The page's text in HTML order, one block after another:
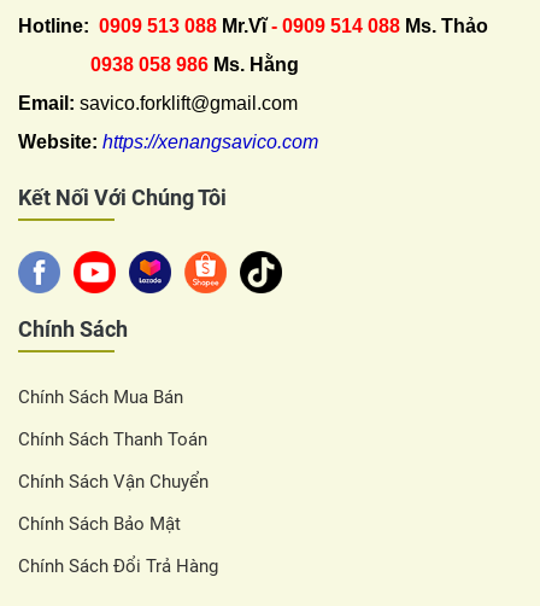
Hotline: 0909 513 088 Mr.Vĩ- 0909 514 088 Ms. Thảo
0938 058 986 Ms. Hằng
Email: savico.forklift@gmail.com
Website: https://xenangsavico.com
Kết Nối Với Chúng Tôi
Chính Sách
Chính Sách Mua Bán
Chính Sách Thanh Toán
Chính Sách Vận Chuyển
Chính Sách Bảo Mật
Chính Sách Đổi Trả Hàng